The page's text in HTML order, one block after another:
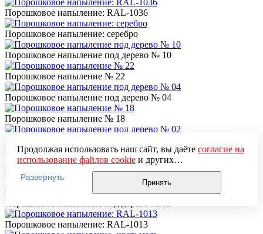
Порошковое напыление: RAL-1036
Порошковое напыление: серебро
Порошковое напыление под дерево № 10
Порошковое напыление № 22
Порошковое напыление под дерево № 04
Порошковое напыление № 18
Порошковое напыление под дерево № 02
Порошковое напыление № 15
Порошковое напыление: RAL-3005
Порошковое напыление под дерево № 05
Порошковое напыление: RAL-1013
Продолжая использовать наш сайт, вы даёте согласие на
использование файлов cookieи других
пользовательских данных (включая IP-адрес, сведения о
местоположении, устройстве, действиях на сайте и т. п.)
для функционирования сайта, проведения
использования систем аналитики (например,
Яндекс.Метрика), в соответствии с нашей
Развернуть
Принять